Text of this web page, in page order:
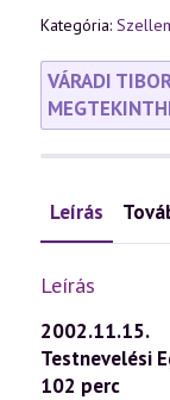
Kategória:
VÁRADI
Leírás
Leírás
2002.11.15.
Testnevelési
102 perc